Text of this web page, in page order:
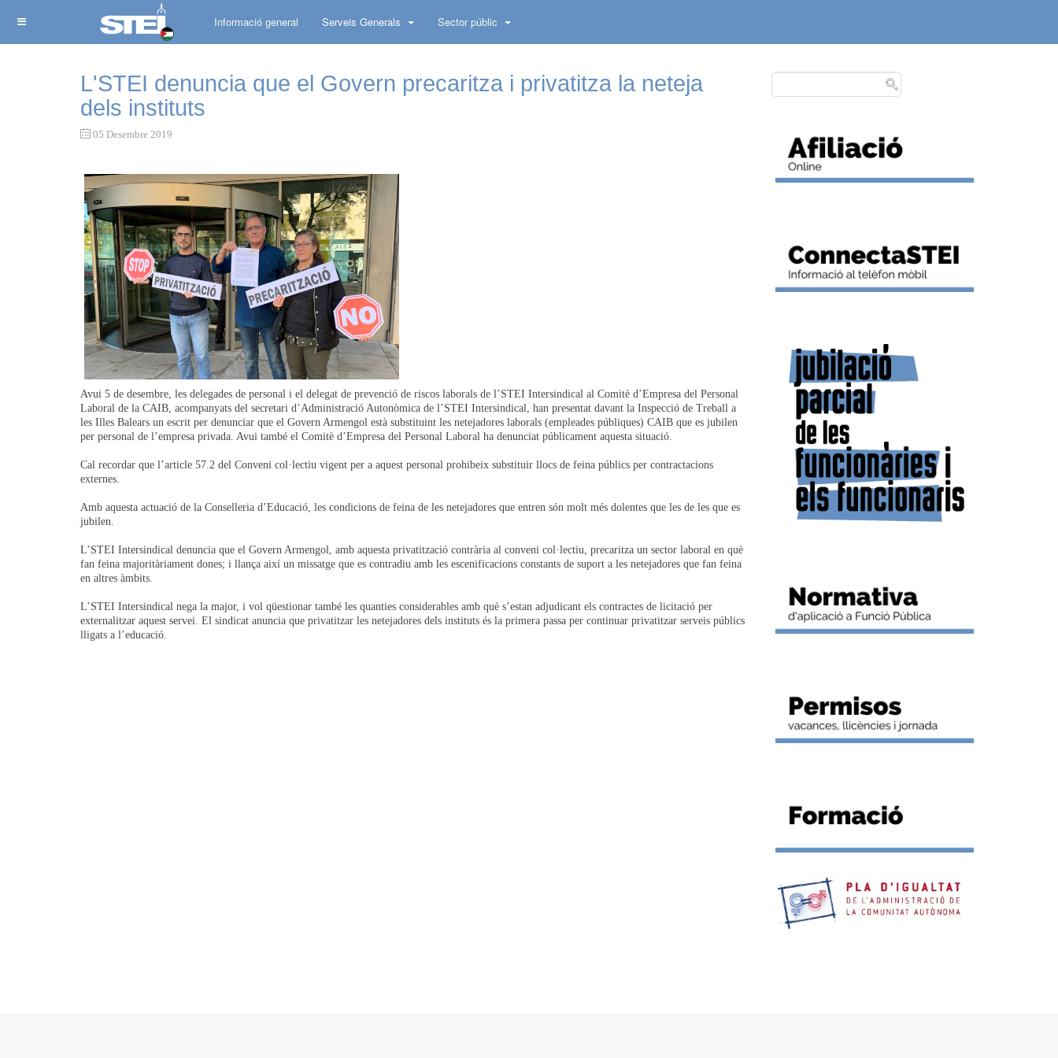
Informació general Serveis Generals Sector públic
L'STEI denuncia que el Govern precaritza i privatitza la neteja
dels instituts
05 Desembre 2019
Avui 5 de desembre, les delegades de personal i el delegat de prevenció de riscos laborals de l’STEI Intersindical al Comitè d’Empresa del Personal
Laboral de la CAIB, acompanyats del secretari d’Administració Autonòmica de l’STEI Intersindical, han presentat davant la Inspecció de Treball a
les Illes Balears un escrit per denunciar que el Govern Armengol està substituint les netejadores laborals (empleades públiques) CAIB que es jubilen
per personal de l’empresa privada. Avui també el Comitè d’Empresa del Personal Laboral ha denunciat públicament aquesta situació.
Cal recordar que l’article 57.2 del Conveni col·lectiu vigent per a aquest personal prohibeix substituir llocs de feina públics per contractacions
externes.
Amb aquesta actuació de la Conselleria d’Educació, les condicions de feina de les netejadores que entren són molt més dolentes que les de les que es
jubilen.
L’STEI Intersindical denuncia que el Govern Armengol, amb aquesta privatització contrària al conveni col·lectiu, precaritza un sector laboral en què
fan feina majoritàriament dones; i llança així un missatge que es contradiu amb les escenificacions constants de suport a les netejadores que fan feina
en altres àmbits.
L’STEI Intersindical nega la major, i vol qüestionar també les quanties considerables amb què s’estan adjudicant els contractes de licitació per
externalitzar aquest servei. El sindicat anuncia que privatitzar les netejadores dels instituts és la primera passa per continuar privatitzar serveis públics
lligats a l’educació.